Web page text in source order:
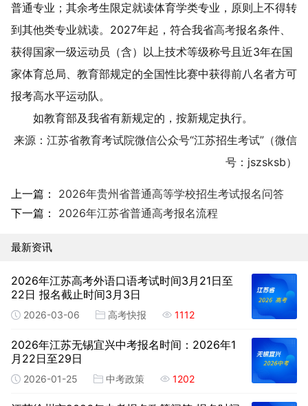
普通专业；其余考生限定就读体育学类专业，原则上不得转
到其他类专业就读。 2027年起，符合我省高考报名条件、
获得国家一级运动员（含）以上技术等级称号且近3年在国
家体育总局、教育部规定的全国性比赛中获得前八名者方可
报考高水平运动队。
如教育部及我省有新规定的，按新规定执行。
来源：江苏省教育考试院微信公众号“江苏招生考试”（微信
号：jszsksb）
上一篇： 2026年贵州省普通高等学校招生考试报名问答
下一篇： 2026年江苏省普通高考报名流程
最新资讯
2026年江苏高考外语口语考试时间3月21日至
22日 报名截止时间3月3日
2026-03-06 高考快报 1112
2026年江苏无锡宜兴中考报名时间：2026年1
月22日至29日
2026-01-25 中考政策 1202